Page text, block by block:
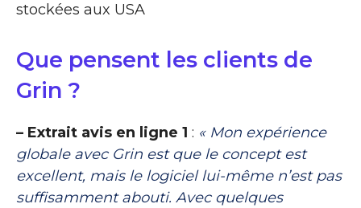
stockées aux USA
Que pensent les clients de
Grin ?
– Extrait avis en ligne 1 : « Mon expérience
globale avec Grin est que le concept est
excellent, mais le logiciel lui-même n’est pas
suffisamment abouti. Avec quelques